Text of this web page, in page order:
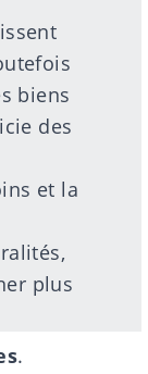
biens
des
et la
plus
.